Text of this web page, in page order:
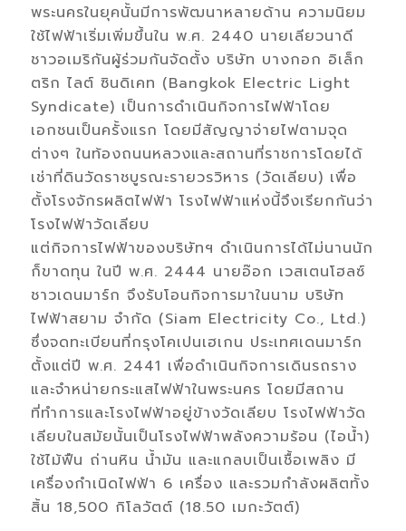
พระนครในยุคนั้นมีการพัฒนาหลายด้าน ความนิยม
ใช้ไฟฟ้าเริ่มเพิ่มขึ้นใน พ.ศ. 2440 นายเลียวนาดี
ชาวอเมริกันผู้ร่วมกันจัดตั้ง บริษัท บางกอก อิเล็ก
ตริก ไลต์ ซินดิเคท (Bangkok Electric Light
Syndicate) เป็นการดำเนินกิจการไฟฟ้าโดย
เอกชนเป็นครั้งแรก โดยมีสัญญาจ่ายไฟตามจุด
ต่างๆ ในท้องถนนหลวงและสถานที่ราชการโดยได้
เช่าที่ดินวัดราชบูรณะรายวรวิหาร (วัดเลียบ) เพื่อ
ตั้งโรงจักรผลิตไฟฟ้า โรงไฟฟ้าแห่งนี้จึงเรียกกันว่า
โรงไฟฟ้าวัดเลียบ
แต่กิจการไฟฟ้าของบริษัทฯ ดำเนินการได้ไม่นานนัก
ก็ขาดทุน ในปี พ.ศ. 2444 นายอ๊อก เวสเตนโฮลซ์
ชาวเดนมาร์ก จึงรับโอนกิจการมาในนาม บริษัท
ไฟฟ้าสยาม จำกัด (Siam Electricity Co., Ltd.)
ซึ่งจดทะเบียนที่กรุงโคเปนเฮเกน ประเทศเดนมาร์ก
ตั้งแต่ปี พ.ศ. 2441 เพื่อดำเนินกิจการเดินรถราง
และจำหน่ายกระแสไฟฟ้าในพระนคร โดยมีสถาน
ที่ทำการและโรงไฟฟ้าอยู่ข้างวัดเลียบ โรงไฟฟ้าวัด
เลียบในสมัยนั้นเป็นโรงไฟฟ้าพลังความร้อน (ไอน้ำ)
ใช้ไม้ฟืน ถ่านหิน น้ำมัน และแกลบเป็นเชื้อเพลิง มี
เครื่องกำเนิดไฟฟ้า 6 เครื่อง และรวมกำลังผลิตทั้ง
สิ้น 18,500 กิโลวัตต์ (18.50 เมกะวัตต์)